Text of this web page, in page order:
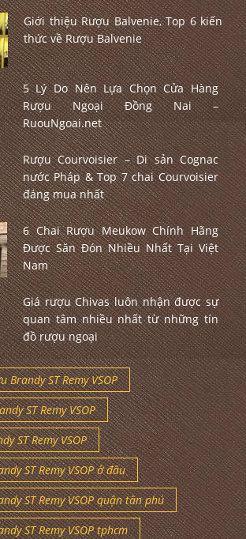
Giới thiệu Rượu Balvenie, Top 6 kiến
thức về Rượu Balvenie
5 Lý Do Nên Lựa Chọn Cửa Hàng
Rượu Ngoại Đồng Nai –
RuouNgoai.net
Rượu Courvoisier – Di sản Cognac
nước Pháp & Top 7 chai Courvoisier
đáng mua nhất
6 Chai Rượu Meukow Chính Hãng
Được Săn Đón Nhiều Nhất Tại Việt
Nam
Giá rượu Chivas luôn nhận được sự
quan tâm nhiều nhất từ những tín
đồ rượu ngoại
Brandy ST Remy VSOP
ST Remy VSOP
ST Remy VSOP
ST Remy VSOP ở đâu
ST Remy VSOP quận tân phú
ST Remy VSOP tphcm